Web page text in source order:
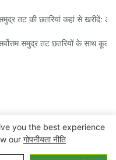
अपनी आदर्श छाया ढूंढें
तट की छतरियां कहां से खरीदें:
की खरीदारी करें
समुद्र तट छतरियों के साथ कूल
उपकरण कंपनी लिमिटेड |
you the best experience
our गोपनीयता नीति